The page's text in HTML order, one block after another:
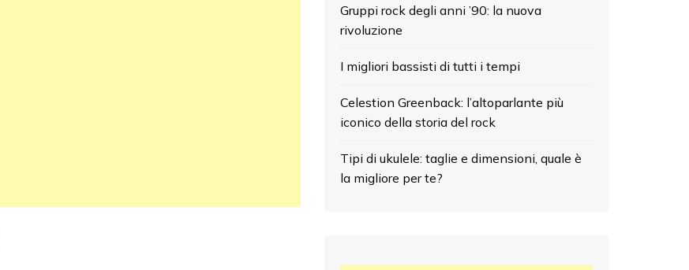
Gruppi rock degli anni ’90: la nuova
rivoluzione
I migliori bassisti di tutti i tempi
Celestion Greenback: l’altoparlante più
iconico della storia del rock
Tipi di ukulele: taglie e dimensioni, quale è
la migliore per te?